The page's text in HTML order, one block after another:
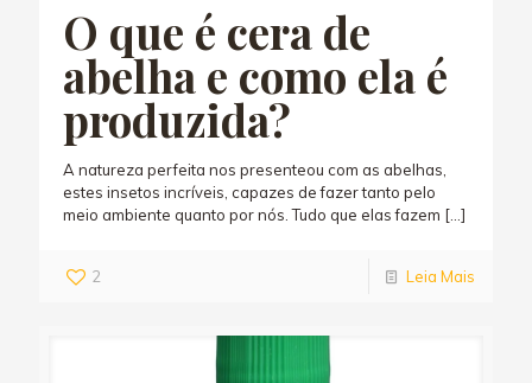
O que é cera de
abelha e como ela é
produzida?
A natureza perfeita nos presenteou com as abelhas,
estes insetos incríveis, capazes de fazer tanto pelo
meio ambiente quanto por nós. Tudo que elas fazem […]
2 Leia Mais